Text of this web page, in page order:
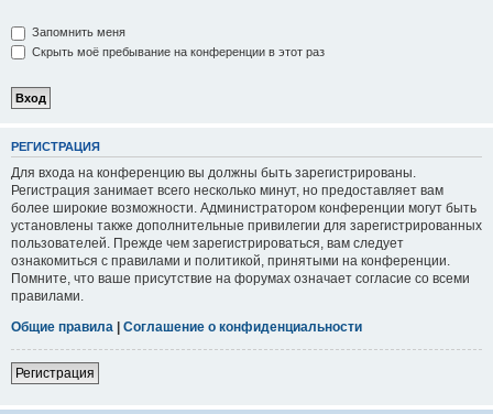
Запомнить меня
Скрыть моё пребывание на конференции в этот раз
РЕГИСТРАЦИЯ
Для входа на конференцию вы должны быть зарегистрированы.
Регистрация занимает всего несколько минут, но предоставляет вам
более широкие возможности. Администратором конференции могут быть
установлены также дополнительные привилегии для зарегистрированных
пользователей. Прежде чем зарегистрироваться, вам следует
ознакомиться с правилами и политикой, принятыми на конференции.
Помните, что ваше присутствие на форумах означает согласие со всеми
правилами.
Общие правила | Соглашение о конфиденциальности
Регистрация